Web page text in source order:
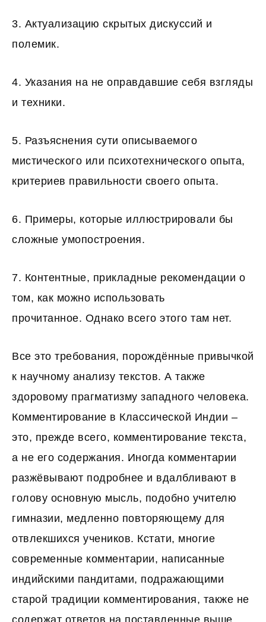
3. Актуализацию скрытых дискуссий и
полемик.
4. Указания на не оправдавшие себя взгляды
и техники.
5. Разъяснения сути описываемого
мистического или психотехнического опыта,
критериев правильности своего опыта.
6. Примеры, которые иллюстрировали бы
сложные умопостроения.
7. Контентные, прикладные рекомендации о
том, как можно использовать
прочитанное. Однако всего этого там нет.
Все это требования, порождённые привычкой
к научному анализу текстов. А также
здоровому прагматизму западного человека.
Комментирование в Классической Индии –
это, прежде всего, комментирование текста,
а не его содержания. Иногда комментарии
разжёвывают подробнее и вдалбливают в
голову основную мысль, подобно учителю
гимназии, медленно повторяющему для
отвлекшихся учеников. Кстати, многие
современные комментарии, написанные
индийскими пандитами, подражающими
старой традиции комментирования, также не
содержат ответов на поставленные выше